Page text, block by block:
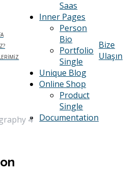
Saas
Inner Pages
Person
Bio
Portfolio
Single
Unique Blog
Online Shop
Product
Single
Documentation
Bize
Ulaşın
4